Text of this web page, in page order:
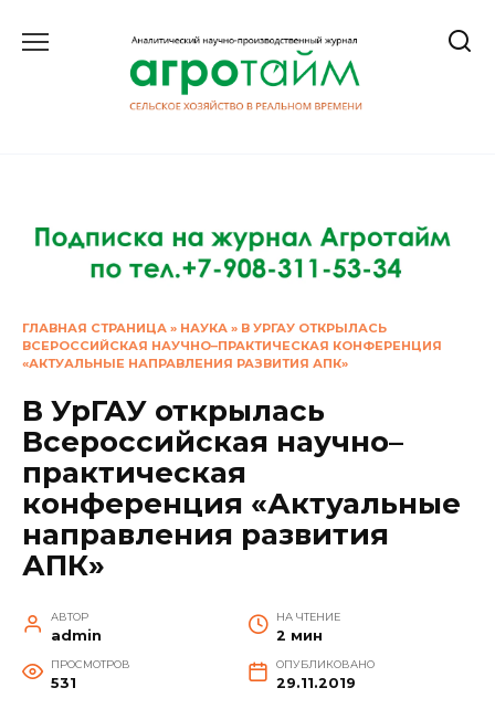
ГЛАВНАЯ СТРАНИЦА » НАУКА » В УРГАУ ОТКРЫЛАСЬ
ВСЕРОССИЙСКАЯ НАУЧНО–ПРАКТИЧЕСКАЯ КОНФЕРЕНЦИЯ
«АКТУАЛЬНЫЕ НАПРАВЛЕНИЯ РАЗВИТИЯ АПК»
В УрГАУ открылась
Всероссийская научно–
практическая
конференция «Актуальные
направления развития
АПК»
АВТОР
admin
НА ЧТЕНИЕ
2 мин
ПРОСМОТРОВ
531
ОПУБЛИКОВАНО
29.11.2019